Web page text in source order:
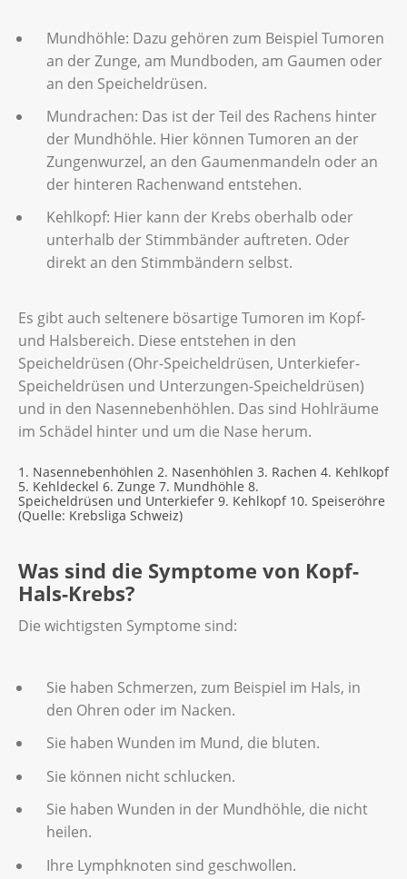
Mundhöhle: Dazu gehören zum Beispiel Tumoren
an der Zunge, am Mundboden, am Gaumen oder
an den Speicheldrüsen.
Mundrachen: Das ist der Teil des Rachens hinter
der Mundhöhle. Hier können Tumoren an der
Zungenwurzel, an den Gaumenmandeln oder an
der hinteren Rachenwand entstehen.
Kehlkopf: Hier kann der Krebs oberhalb oder
unterhalb der Stimmbänder auftreten. Oder
direkt an den Stimmbändern selbst.
Es gibt auch seltenere bösartige Tumoren im Kopf-
und Halsbereich. Diese entstehen in den
Speicheldrüsen (Ohr-Speicheldrüsen, Unterkiefer-
Speicheldrüsen und Unterzungen-Speicheldrüsen)
und in den Nasennebenhöhlen. Das sind Hohlräume
im Schädel hinter und um die Nase herum.
1. Nasennebenhöhlen 2. Nasenhöhlen 3. Rachen 4. Kehlkopf
5. Kehldeckel 6. Zunge 7. Mundhöhle 8.
Speicheldrüsen und Unterkiefer 9. Kehlkopf 10. Speiseröhre
(Quelle: Krebsliga Schweiz)
Was sind die Symptome von Kopf-
Hals-Krebs?
Die wichtigsten Symptome sind:
Sie haben Schmerzen, zum Beispiel im Hals, in
den Ohren oder im Nacken.
Sie haben Wunden im Mund, die bluten.
Sie können nicht schlucken.
Sie haben Wunden in der Mundhöhle, die nicht
heilen.
Ihre Lymphknoten sind geschwollen.